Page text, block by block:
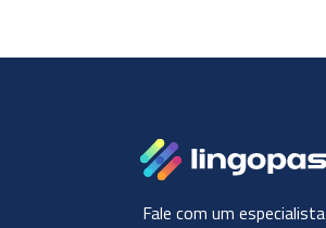
Fale com um especialista